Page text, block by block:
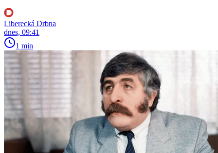
Liberecká Drbna
dnes, 09:41
1 min